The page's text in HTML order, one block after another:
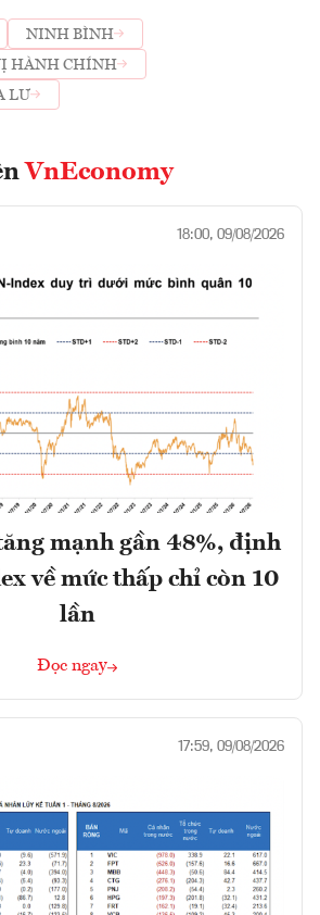
NINH BÌNH
HÀNH CHÍNH
LƯ
VnEconomy
18:00, 09/08/2026
mạnh gần 48%, định
về mức thấp chỉ còn 10
lần
Đọc ngay
17:59, 09/08/2026